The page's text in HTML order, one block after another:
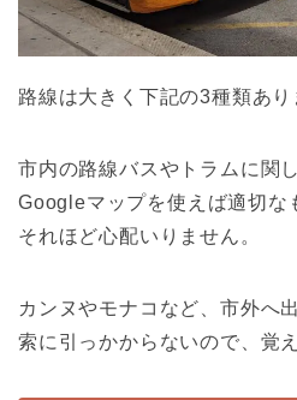
路線は大きく下記の3種類あり
市内の路線バスやトラムに関
Googleマップを使えば適切な
それほど心配いりません。
カンヌやモナコなど、市外へ
索に引っかからないので、覚